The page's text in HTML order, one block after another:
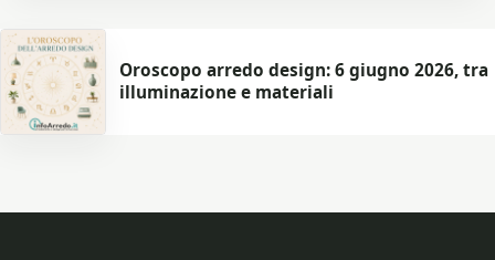
Oroscopo arredo design: 6 giugno 2026, tra
illuminazione e materiali